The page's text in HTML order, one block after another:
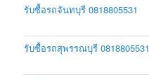
รับซื้อรถจันทบุรี 0818805531
รับซื้อรถสุพรรณบุรี 0818805531